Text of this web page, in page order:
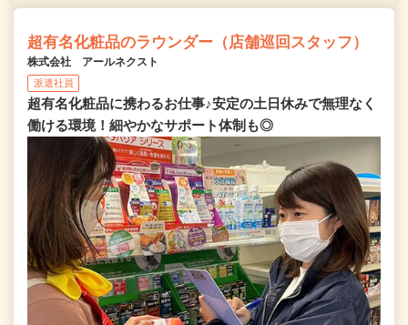
超有名化粧品のラウンダー（店舗巡回スタッフ）
株式会社 アールネクスト
派遣社員
超有名化粧品に携わるお仕事♪安定の土日休みで無理なく
働ける環境！細やかなサポート体制も◎